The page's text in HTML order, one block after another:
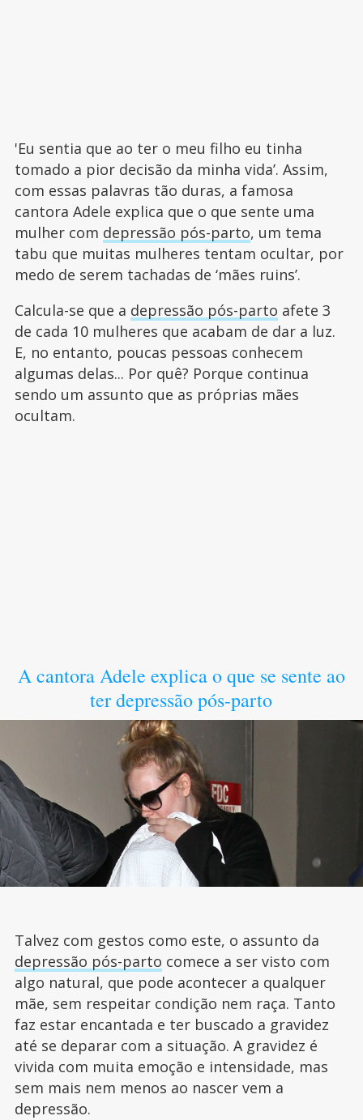
'Eu sentia que ao ter o meu filho eu tinha
tomado a pior decisão da minha vida’. Assim,
com essas palavras tão duras, a famosa
cantora Adele explica que o que sente uma
mulher com depressão pós-parto, um tema
tabu que muitas mulheres tentam ocultar, por
medo de serem tachadas de ‘mães ruins’.
Calcula-se que a depressão pós-parto afete 3
de cada 10 mulheres que acabam de dar a luz.
E, no entanto, poucas pessoas conhecem
algumas delas... Por quê? Porque continua
sendo um assunto que as próprias mães
ocultam.
A cantora Adele explica o que se sente ao
ter depressão pós-parto
Talvez com gestos como este, o assunto da
depressão pós-parto comece a ser visto com
algo natural, que pode acontecer a qualquer
mãe, sem respeitar condição nem raça. Tanto
faz estar encantada e ter buscado a gravidez
até se deparar com a situação. A gravidez é
vivida com muita emoção e intensidade, mas
sem mais nem menos ao nascer vem a
depressão.